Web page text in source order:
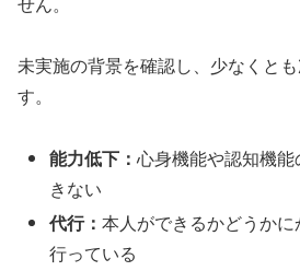
未実施の背景を確認し、少なくと
す。
能力低下：心身機能や認知機
きない
代行：本人ができるかどうか
行っている